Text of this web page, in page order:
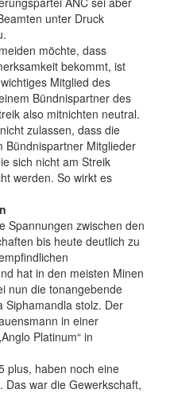
unter Druck
möchte, dass
bekommt, ist
Mitglied des
Bündnispartner des
also mitnichten neutral.
zulassen, dass die
Bündnispartner Mitglieder
sich nicht am Streik
werden. So wirkt es
Spannungen zwischen den
bis heute deutlich zu
hat in den meisten Minen
nun die tonangebende
Siphamandla stolz. Der
in einer
Platinum“ in
plus, haben noch eine
Das war die Gewerkschaft,